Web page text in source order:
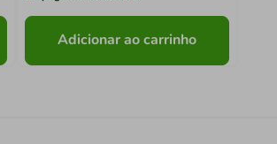
Adicionar ao carrinho